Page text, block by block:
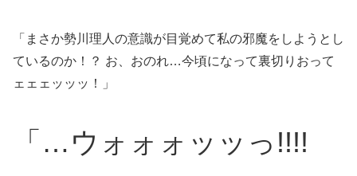
「まさか勢川理人の意識が目覚めて私の邪魔をしようとし
ているのか！？ お、おのれ…今頃になって裏切りおって
ェェェッッッ！」
「…ウォォォッッっ!!!!